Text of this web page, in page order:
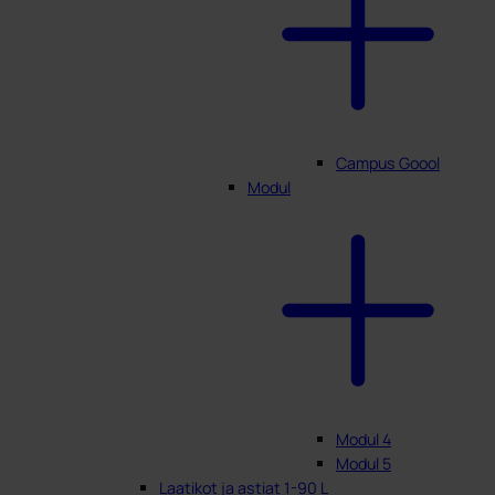
Campus Goool
Modul
Modul 4
Modul 5
Laatikot ja astiat 1-90 L